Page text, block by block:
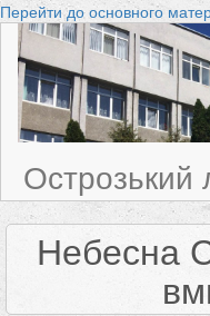
Перейти до основного
Острозький
Небесна